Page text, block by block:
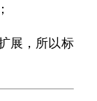
展，所以标